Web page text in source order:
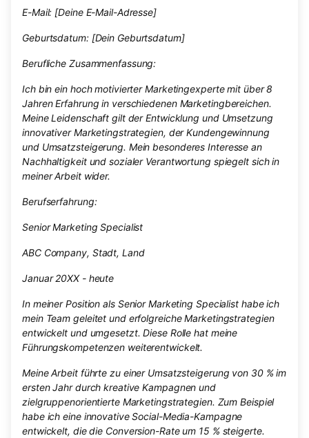
E-Mail: [Deine E-Mail-Adresse]
Geburtsdatum: [Dein Geburtsdatum]
Berufliche Zusammenfassung:
Ich bin ein hoch motivierter Marketingexperte mit über 8
Jahren Erfahrung in verschiedenen Marketingbereichen.
Meine Leidenschaft gilt der Entwicklung und Umsetzung
innovativer Marketingstrategien, der Kundengewinnung
und Umsatzsteigerung. Mein besonderes Interesse an
Nachhaltigkeit und sozialer Verantwortung spiegelt sich in
meiner Arbeit wider.
Berufserfahrung:
Senior Marketing Specialist
ABC Company, Stadt, Land
Januar 20XX - heute
In meiner Position als Senior Marketing Specialist habe ich
mein Team geleitet und erfolgreiche Marketingstrategien
entwickelt und umgesetzt. Diese Rolle hat meine
Führungskompetenzen weiterentwickelt.
Meine Arbeit führte zu einer Umsatzsteigerung von 30 % im
ersten Jahr durch kreative Kampagnen und
zielgruppenorientierte Marketingstrategien. Zum Beispiel
habe ich eine innovative Social-Media-Kampagne
entwickelt, die die Conversion-Rate um 15 % steigerte.